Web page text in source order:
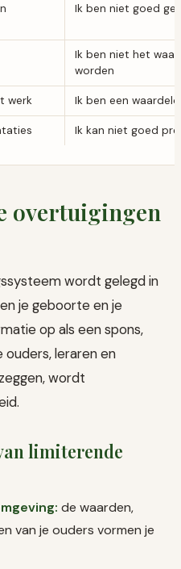
Ik ben niet goed
Ik ben niet het
worden
werk Ik ben een
Ik kan niet goed
overtuigingen
wordt gelegd in
je geboorte en je
op als een spons,
ouders, leraren en
wordt
limiterende
de waarden,
van je ouders vormen je